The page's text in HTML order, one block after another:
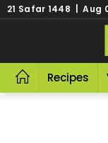
21 Safar 1448 | Aug
Recipes